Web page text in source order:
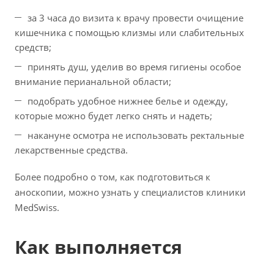
за 3 часа до визита к врачу провести очищение
кишечника с помощью клизмы или слабительных
средств;
принять душ, уделив во время гигиены особое
внимание перианальной области;
подобрать удобное нижнее белье и одежду,
которые можно будет легко снять и надеть;
накануне осмотра не использовать ректальные
лекарственные средства.
Более подробно о том, как подготовиться к
аноскопии, можно узнать у специалистов клиники
MedSwiss.
Как выполняется